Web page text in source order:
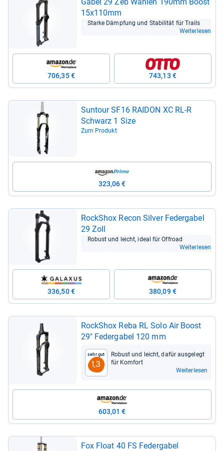
Gabel 29 Zeb Wäh­len 190mm Boost
15x110mm
Starke Dämp­fung und Sta­bi­li­tät für Trails
Weiterlesen
706,35 € 743,13 €
Sun­tour SF16 RAI­DON XC RL-​R
Schwarz 1 Size
Zum Produkt
323,06 €
RockS­hox Recon Sil­ver Feder­ga­bel
29 Zoll
Robust und leicht, ideal für Offroad
Weiterlesen
336,50 € 380,09 €
RockS­hox Reba RL Solo Air Boost
29" Feder­ga­bel 120 mm
Sehr gut
1,3
Robust und leicht, dafür aus­ge­legt
für Kom­fort
Weiterlesen
603,01 €
Fox Float 40 FS Feder­ga­bel